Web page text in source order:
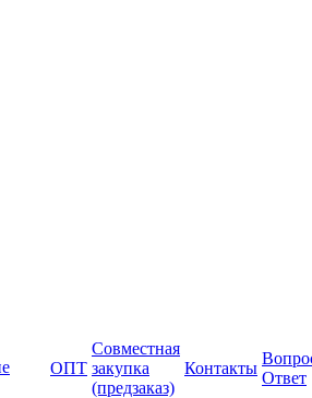
ОПТ
Совместная
закупка
(предзаказ)
Контакты
Ответ